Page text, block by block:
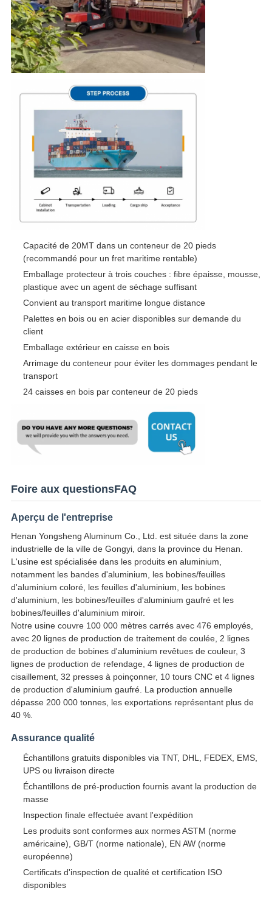
Capacité de 20MT dans un conteneur de 20 pieds
(recommandé pour un fret maritime rentable)
Emballage protecteur à trois couches : fibre épaisse, mousse,
plastique avec un agent de séchage suffisant
Convient au transport maritime longue distance
Palettes en bois ou en acier disponibles sur demande du
client
Emballage extérieur en caisse en bois
Arrimage du conteneur pour éviter les dommages pendant le
transport
24 caisses en bois par conteneur de 20 pieds
Foire aux questionsFAQ
Aperçu de l'entreprise
Henan Yongsheng Aluminum Co., Ltd. est située dans la zone
industrielle de la ville de Gongyi, dans la province du Henan.
L'usine est spécialisée dans les produits en aluminium,
notamment les bandes d'aluminium, les bobines/feuilles
d'aluminium coloré, les feuilles d'aluminium, les bobines
d'aluminium, les bobines/feuilles d'aluminium gaufré et les
bobines/feuilles d'aluminium miroir.
Notre usine couvre 100 000 mètres carrés avec 476 employés,
avec 20 lignes de production de traitement de coulée, 2 lignes
de production de bobines d'aluminium revêtues de couleur, 3
lignes de production de refendage, 4 lignes de production de
cisaillement, 32 presses à poinçonner, 10 tours CNC et 4 lignes
de production d'aluminium gaufré. La production annuelle
dépasse 200 000 tonnes, les exportations représentant plus de
40 %.
Assurance qualité
Échantillons gratuits disponibles via TNT, DHL, FEDEX, EMS,
UPS ou livraison directe
Échantillons de pré-production fournis avant la production de
masse
Inspection finale effectuée avant l'expédition
Les produits sont conformes aux normes ASTM (norme
américaine), GB/T (norme nationale), EN AW (norme
européenne)
Certificats d'inspection de qualité et certification ISO
disponibles